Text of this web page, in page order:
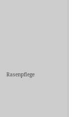
Rasenpflege